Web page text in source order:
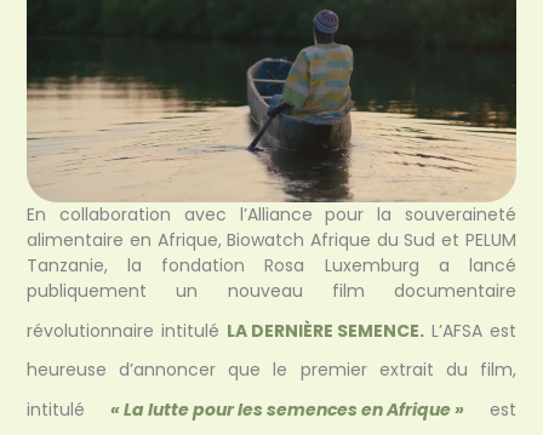
En collaboration avec l’Alliance pour la souveraineté
alimentaire en Afrique, Biowatch Afrique du Sud et PELUM
Tanzanie, la fondation Rosa Luxemburg a lancé
publiquement un nouveau film documentaire
révolutionnaire intitulé LA DERNIÈRE SEMENCE. L’AFSA est
heureuse d’annoncer que le premier extrait du film,
intitulé « La lutte pour les semences en Afrique » est